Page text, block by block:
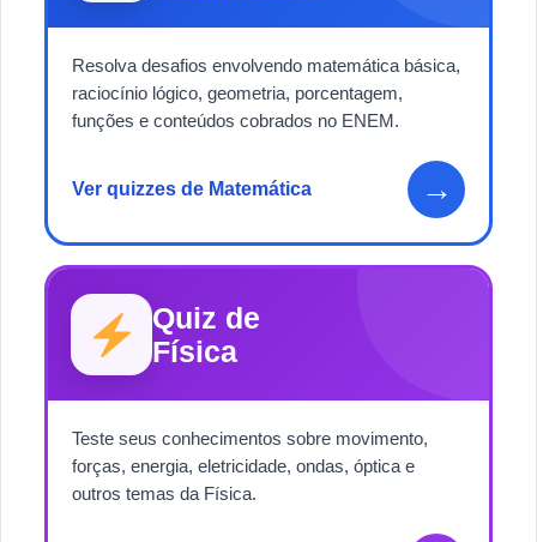
Resolva desafios envolvendo matemática básica,
raciocínio lógico, geometria, porcentagem,
funções e conteúdos cobrados no ENEM.
Ver quizzes de Matemática →
Quiz de
Física
Teste seus conhecimentos sobre movimento,
forças, energia, eletricidade, ondas, óptica e
outros temas da Física.